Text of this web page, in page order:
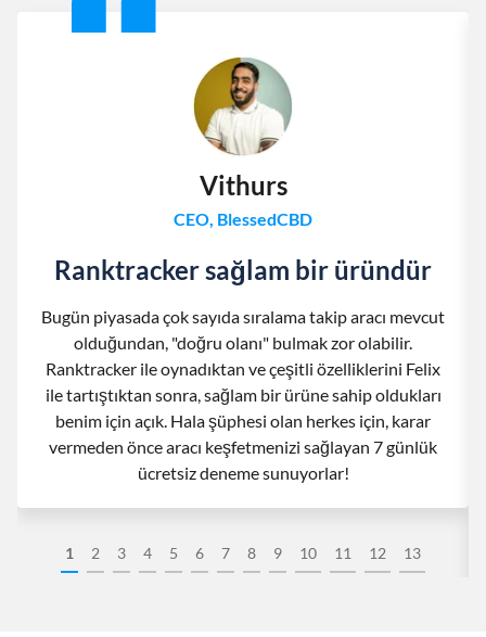
1 2 3 4 5 6 7 8 9 10 11 12 13
Vithurs
CEO, BlessedCBD
Ranktracker sağlam bir üründür
Bugün piyasada çok sayıda sıralama takip aracı mevcut
olduğundan, "doğru olanı" bulmak zor olabilir.
Ranktracker ile oynadıktan ve çeşitli özelliklerini Felix
ile tartıştıktan sonra, sağlam bir ürüne sahip oldukları
benim için açık. Hala şüphesi olan herkes için, karar
vermeden önce aracı keşfetmenizi sağlayan 7 günlük
ücretsiz deneme sunuyorlar!